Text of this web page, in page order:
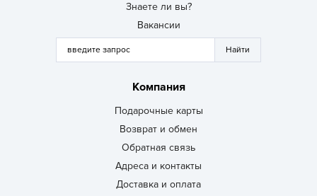
Знаете ли вы?
Вакансии
Компания
Подарочные карты
Возврат и обмен
Обратная связь
Адреса и контакты
Доставка и оплата